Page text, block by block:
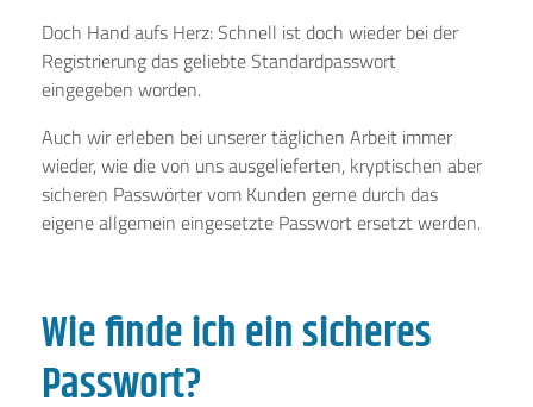
Doch Hand aufs Herz: Schnell ist doch wieder bei der
Registrierung das geliebte Standardpasswort
eingegeben worden.
Auch wir erleben bei unserer täglichen Arbeit immer
wieder, wie die von uns ausgelieferten, kryptischen aber
sicheren Passwörter vom Kunden gerne durch das
eigene allgemein eingesetzte Passwort ersetzt werden.
Wie finde ich ein sicheres
Passwort?